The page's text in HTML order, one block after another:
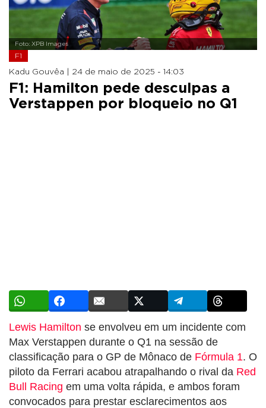
Foto: XPB Images
F1
Kadu Gouvêa | 24 de maio de 2025 - 14:03
F1: Hamilton pede desculpas a
Verstappen por bloqueio no Q1
Lewis Hamilton se envolveu em um incidente com
Max Verstappen durante o Q1 na sessão de
classificação para o GP de Mônaco de Fórmula 1. O
piloto da Ferrari acabou atrapalhando o rival da Red
Bull Racing em uma volta rápida, e ambos foram
convocados para prestar esclarecimentos aos